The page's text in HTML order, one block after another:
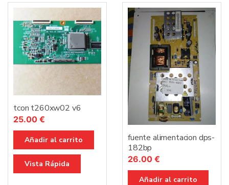
tcon t260xw02 v6
25.00 €
Añadir al carrito
Vista Rápida
fuente alimentacion dps-
182bp
26.00 €
Añadir al carrito